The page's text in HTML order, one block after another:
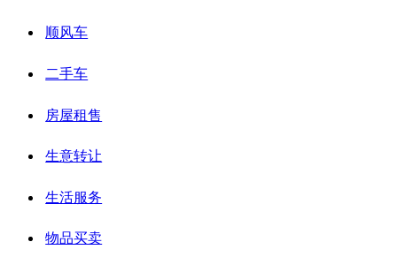
顺风车
二手车
房屋租售
生意转让
生活服务
物品买卖